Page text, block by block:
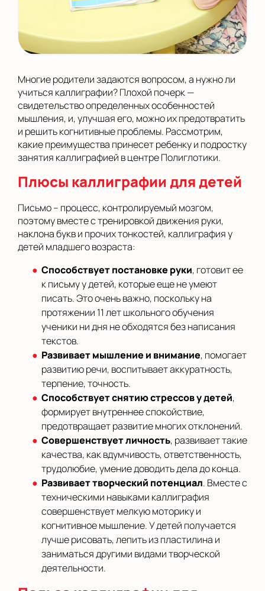
Многие родители задаются вопросом, а нужно ли
учиться каллиграфии? Плохой почерк —
свидетельство определенных особенностей
мышления, и, улучшая его, можно их предотвратить
и решить когнитивные проблемы. Рассмотрим,
какие преимущества принесет ребенку и подростку
занятия каллиграфией в центре Полиглотики.
Плюсы каллиграфии для детей
Письмо – процесс, контролируемый мозгом,
поэтому вместе с тренировкой движения руки,
наклона букв и прочих тонкостей, каллиграфия у
детей младшего возраста:
Способствует постановке руки, готовит ее
к письму у детей, которые еще не умеют
писать. Это очень важно, поскольку на
протяжении 11 лет школьного обучения
ученики ни дня не обходятся без написания
текстов.
Развивает мышление и внимание, помогает
развитию речи, воспитывает аккуратность,
терпение, точность.
Способствует снятию стрессов у детей,
формирует внутреннее спокойствие,
предотвращает развитие многих отклонений.
Совершенствует личность, развивает такие
качества, как вдумчивость, ответственность,
трудолюбие, умение доводить дела до конца.
Развивает творческий потенциал. Вместе с
техническими навыками каллиграфия
совершенствует мелкую моторику и
когнитивное мышление. У детей получается
лучше рисовать, лепить из пластилина и
заниматься другими видами творческой
деятельности.